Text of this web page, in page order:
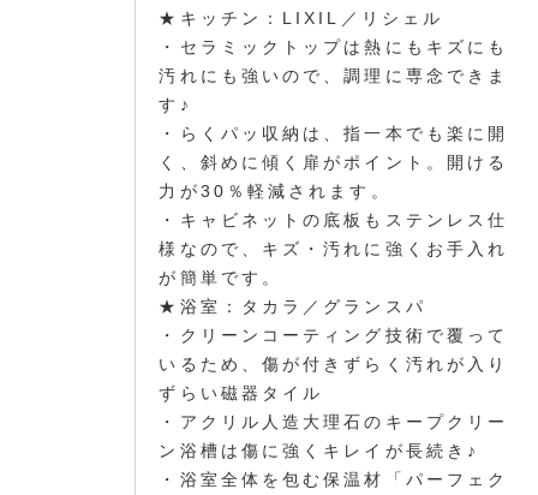
★キッチン：LIXIL／リシェル
・セラミックトップは熱にもキズにも
汚れにも強いので、調理に専念できま
す♪
・らくパッ収納は、指一本でも楽に開
く、斜めに傾く扉がポイント。開ける
力が30％軽減されます。
・キャビネットの底板もステンレス仕
様なので、キズ・汚れに強くお手入れ
が簡単です。
★浴室：タカラ／グランスパ
・クリーンコーティング技術で覆って
いるため、傷が付きずらく汚れが入り
ずらい磁器タイル
・アクリル人造大理石のキープクリー
ン浴槽は傷に強くキレイが長続き♪
・浴室全体を包む保温材「パーフェク